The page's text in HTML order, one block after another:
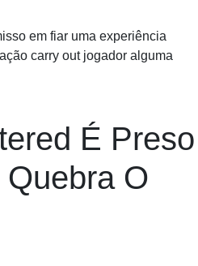
em fiar uma experiência
carry out jogador alguma
É Preso
O